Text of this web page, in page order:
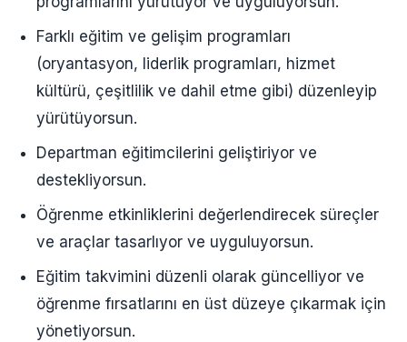
Farklı eğitim ve gelişim programları
(oryantasyon, liderlik programları, hizmet
kültürü, çeşitlilik ve dahil etme gibi) düzenleyip
yürütüyorsun.
Departman eğitimcilerini geliştiriyor ve
destekliyorsun.
Öğrenme etkinliklerini değerlendirecek süreçler
ve araçlar tasarlıyor ve uyguluyorsun.
Eğitim takvimini düzenli olarak güncelliyor ve
öğrenme fırsatlarını en üst düzeye çıkarmak için
yönetiyorsun.